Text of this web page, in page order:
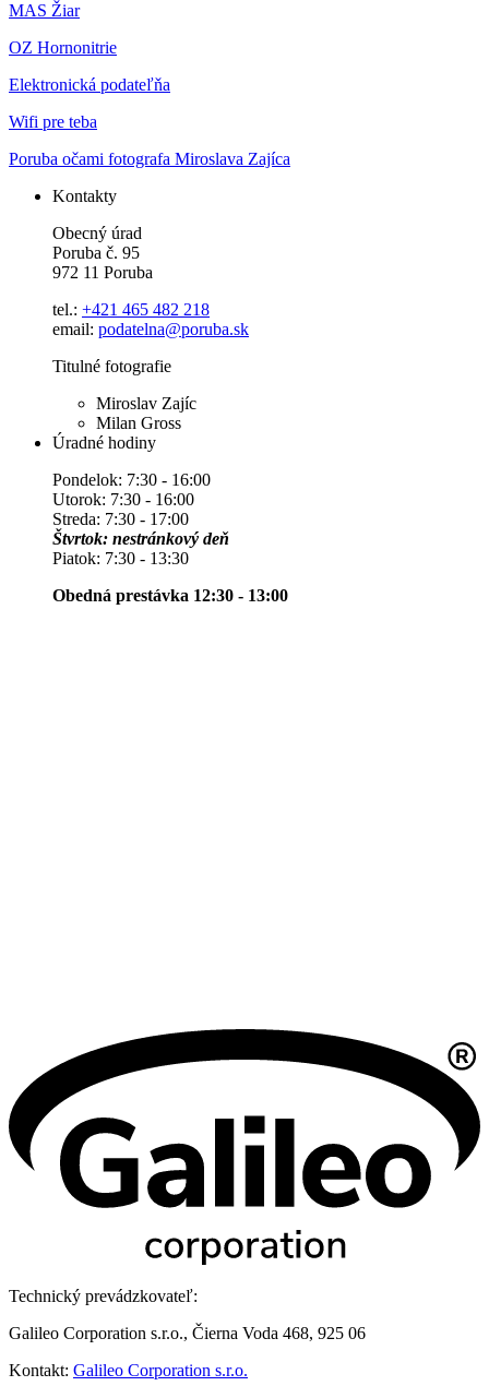
MAS Žiar
OZ Hornonitrie
Elektronická podateľňa
Wifi pre teba
Poruba očami fotografa Miroslava Zajíca
Kontakty
Obecný úrad
Poruba č. 95
972 11 Poruba
tel.: +421 465 482 218
email: podatelna@poruba.sk
Titulné fotografie
Miroslav Zajíc
Milan Gross
Úradné hodiny
Pondelok: 7:30 - 16:00
Utorok: 7:30 - 16:00
Streda: 7:30 - 17:00
Štvrtok: nestránkový deň
Piatok: 7:30 - 13:30
Obedná prestávka 12:30 - 13:00
Technický prevádzkovateľ:
Galileo Corporation s.r.o., Čierna Voda 468, 925 06
Kontakt: Galileo Corporation s.r.o.